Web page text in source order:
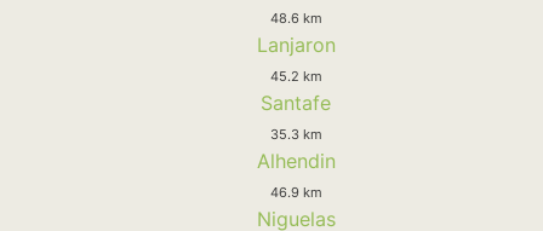
48.6 km
Lanjaron
45.2 km
Santafe
35.3 km
Alhendin
46.9 km
Niguelas